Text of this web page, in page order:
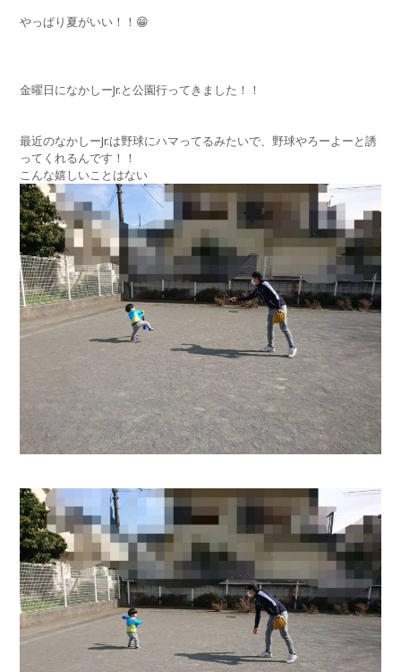
やっぱり夏がいい！！😁
金曜日になかしーJr.と公園行ってきました！！
最近のなかしーJr.は野球にハマってるみたいで、野球やろーよーと誘
ってくれるんです！！
こんな嬉しいことはない